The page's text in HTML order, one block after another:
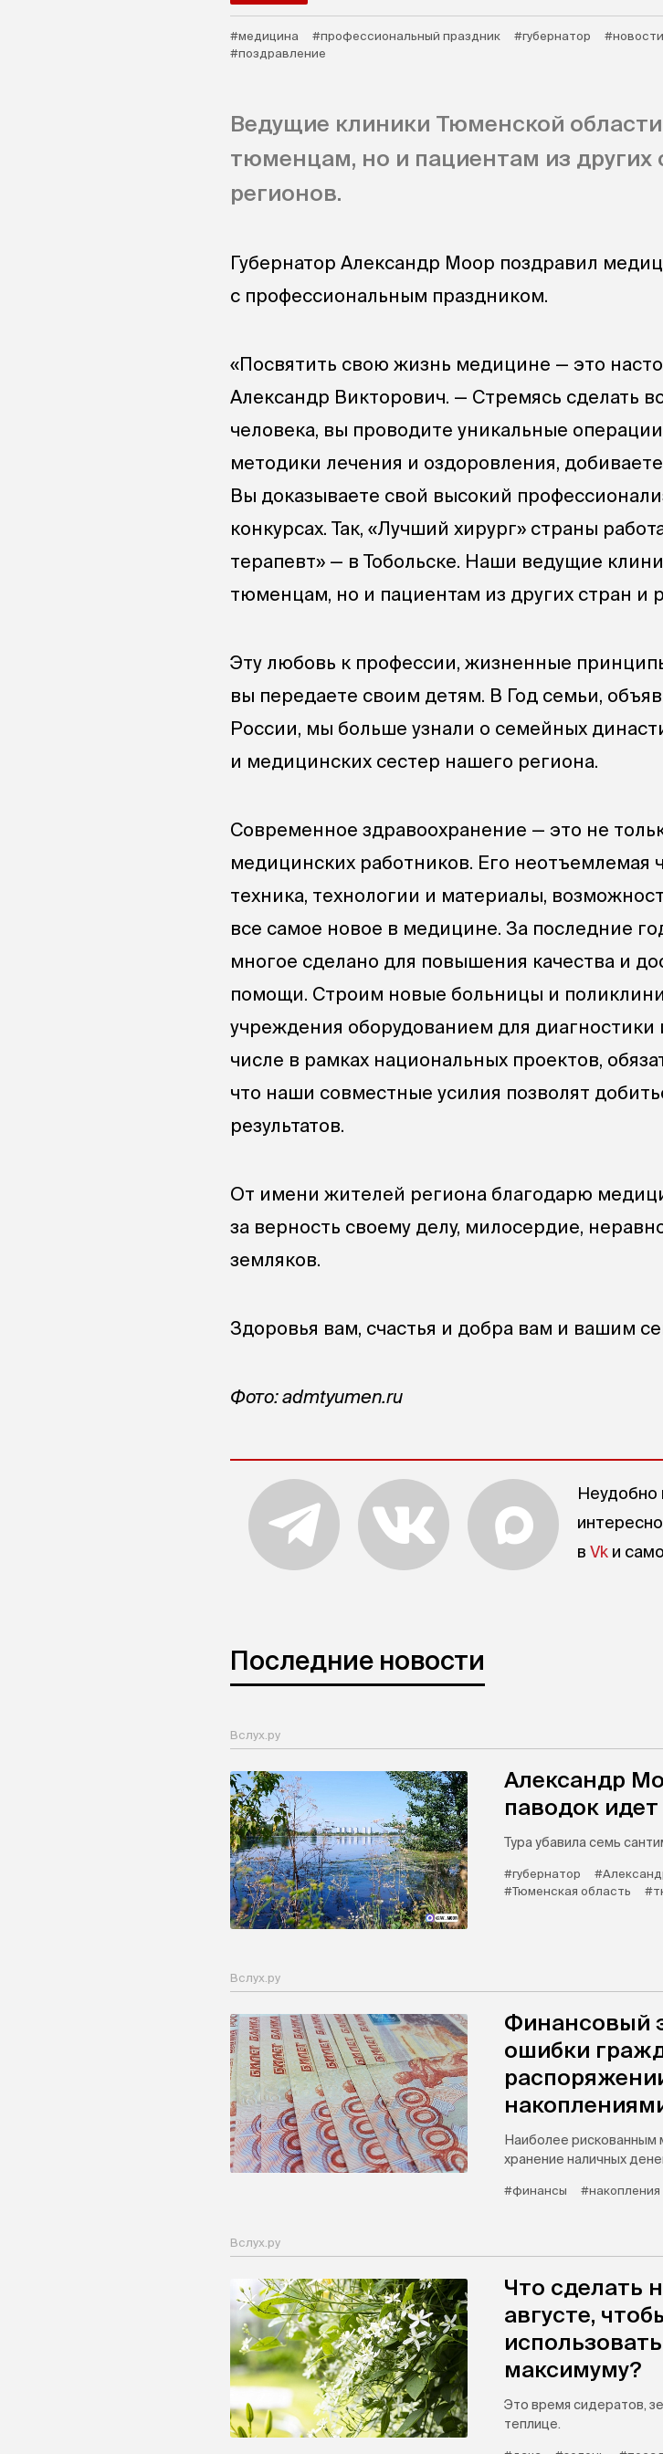
#медицина #профессиональный праздник #губернатор
#поздравление
Ведущие клиники Тюменской
тюменцам, но и пациентам из других
регионов.
Губернатор Александр Моор поздравил
с профессиональным праздником.
«Посвятить свою жизнь медицине — это
Александр Викторович. — Стремясь сделать
человека, вы проводите уникальные
методики лечения и оздоровления,
Вы доказываете свой высокий
конкурсах. Так, «Лучший хирург» страны
терапевт» — в Тобольске. Наши ведущие
тюменцам, но и пациентам из других стран и
Эту любовь к профессии, жизненные
вы передаете своим детям. В Год семьи,
России, мы больше узнали о семейных
и медицинских сестер нашего региона.
Современное здравоохранение — это не
медицинских работников. Его неотъемлемая
техника, технологии и материалы,
все самое новое в медицине. За последние
многое сделано для повышения качества и
помощи. Строим новые больницы и
учреждения оборудованием для диагностики
числе в рамках национальных проектов,
что наши совместные усилия позволят
результатов.
От имени жителей региона благодарю
за верность своему делу, милосердие,
земляков.
Здоровья вам, счастья и добра вам и вашим
Фото: admtyumen.ru
Неудобно
в Vk и
Последние новости
Вслух.ру
Александр
паводок
Тура убавила семь
#губернатор
#Тюменская область
Вслух.ру
Финансовый
ошибки
Наиболее рискованным
хранение наличных
#финансы #накопления
Вслух.ру
Что сделать
августе,
максимуму?
Это время сидератов,
теплице.